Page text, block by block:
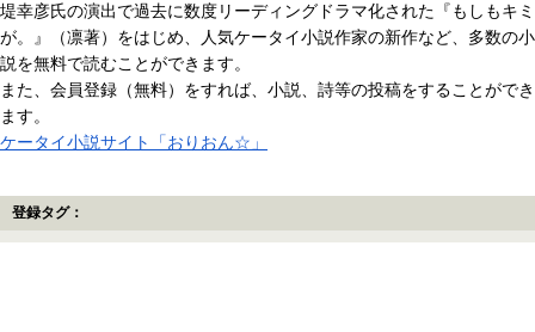
堤幸彦氏の演出で過去に数度リーディングドラマ化された『もしもキミ
が。』（凛著）をはじめ、人気ケータイ小説作家の新作など、多数の小
説を無料で読むことができます。
また、会員登録（無料）をすれば、小説、詩等の投稿をすることができ
ます。
ケータイ小説サイト「おりおん☆」
登録タグ：